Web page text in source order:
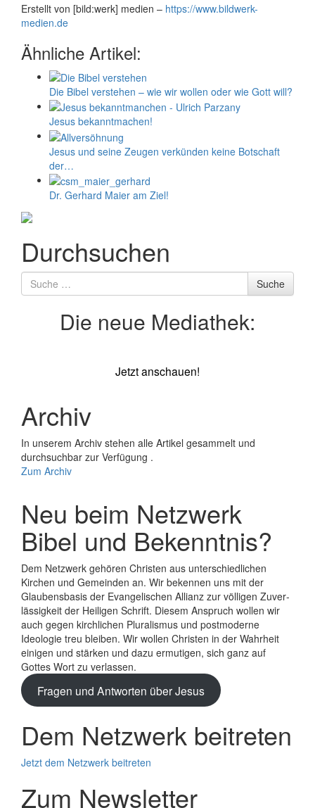
Erstellt von [bild:werk] medien – https://www.bildwerk-
medien.de
Ähnliche Artikel:
Die Bibel verstehen – wie wir wollen oder wie Gott will?
Jesus bekanntmachen!
Jesus und seine Zeugen verkünden keine Botschaft
der…
Dr. Gerhard Maier am Ziel!
Durchsuchen
Suche
nach
Suche
Die neue Mediathek:
Jetzt anschauen!
Archiv
In unserem Archiv stehen alle Artikel gesammelt und
durchsuchbar zur Verfügung .
Zum Archiv
Neu beim Netzwerk
Bibel und Bekenntnis?
Dem Netzwerk gehören Christen aus unterschiedlichen
Kirchen und Gemeinden an. Wir bekennen uns mit der
Glaubens­basis der Evange­lischen Allianz zur völligen Zuver­
lässigkeit der Heiligen Schrift. Diesem Anspruch wollen wir
auch gegen kirchlichen Plura­lismus und post­moderne
Ideologie treu bleiben. Wir wollen Christen in der Wahrheit
einigen und stärken und dazu ermutigen, sich ganz auf
Gottes Wort zu verlassen.
Fragen und Antworten über Jesus
Dem Netzwerk beitreten
Jetzt dem Netzwerk beitreten
Zum Newsletter